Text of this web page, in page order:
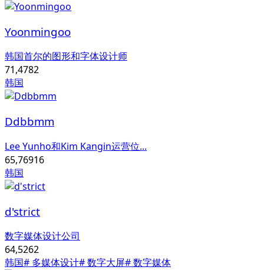
Yoonmingoo
韩国首尔的图形和字体设计师
71,4782
韩国
Ddbbmm
Lee Yunho和Kim Kangin运营位...
65,76916
韩国
d'strict
数字媒体设计公司
64,5262
韩国# 多媒体设计# 数字大屏# 数字媒体